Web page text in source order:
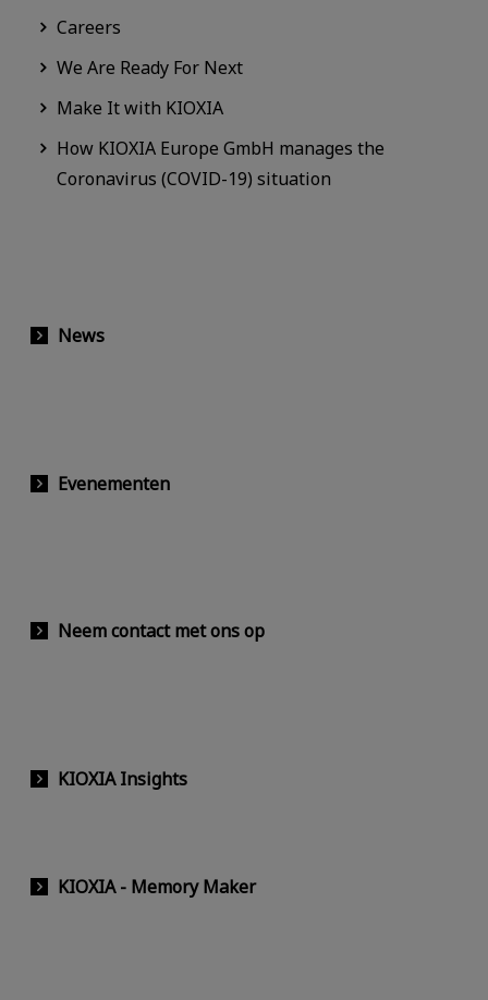
Careers
We Are Ready For Next
Make It with KIOXIA
How KIOXIA Europe GmbH manages the
Coronavirus (COVID-19) situation
News
Evenementen
Neem contact met ons op
KIOXIA Insights
KIOXIA - Memory Maker